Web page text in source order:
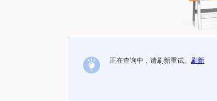
正在查询中，请刷新重试。 刷新